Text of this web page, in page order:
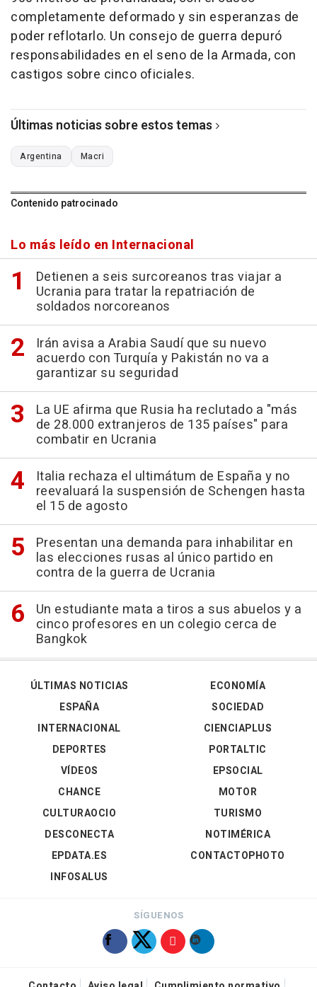
completamente deformado y sin esperanzas de
poder reflotarlo. Un consejo de guerra depuró
responsabilidades en el seno de la Armada, con
castigos sobre cinco oficiales.
Últimas noticias sobre estos temas
Argentina Macri
Contenido patrocinado
Lo más leído en Internacional
Detienen a seis surcoreanos tras viajar a
Ucrania para tratar la repatriación de
soldados norcoreanos
Irán avisa a Arabia Saudí que su nuevo
acuerdo con Turquía y Pakistán no va a
garantizar su seguridad
La UE afirma que Rusia ha reclutado a "más
de 28.000 extranjeros de 135 países" para
combatir en Ucrania
Italia rechaza el ultimátum de España y no
reevaluará la suspensión de Schengen hasta
el 15 de agosto
Presentan una demanda para inhabilitar en
las elecciones rusas al único partido en
contra de la guerra de Ucrania
Un estudiante mata a tiros a sus abuelos y a
cinco profesores en un colegio cerca de
Bangkok
ÚLTIMAS NOTICIAS
ESPAÑA
INTERNACIONAL
DEPORTES
VÍDEOS
ECONOMÍA
SOCIEDAD
CIENCIAPLUS
PORTALTIC
EPSOCIAL
CHANCE
CULTURAOCIO
DESCONECTA
EPDATA.ES
INFOSALUS
MOTOR
TURISMO
NOTIMÉRICA
CONTACTOPHOTO
SÍGUENOS